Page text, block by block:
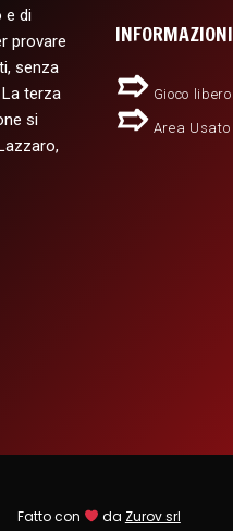
e di
provare
senza
terza
si
INFORMAZIONI
Gioco libero
Area Usato
Fatto con da Zurov srl